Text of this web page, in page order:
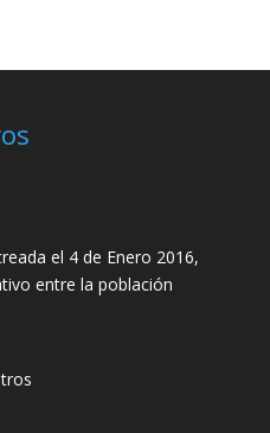
el 4 de Enero 2016,
entre la población